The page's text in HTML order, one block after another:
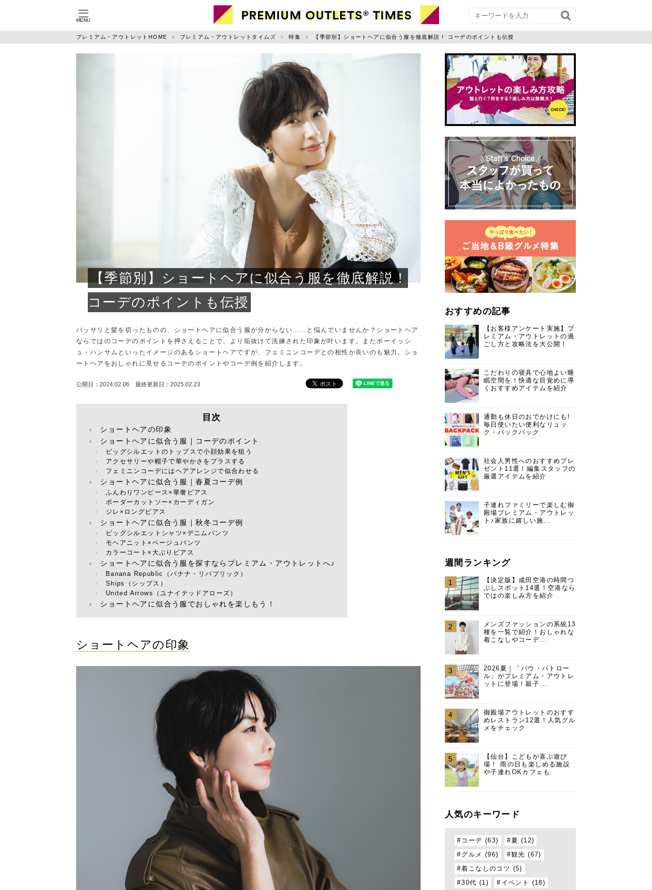
MENU
ジャンル別に記事を探す
ファッション
お出かけ
ライフスタイル
スポーツ・アウトドア
グルメ
ニュース
利用規約
お問い合わせ
プレミアム・アウトレットHOME プレミアム・アウトレットタイムズ 特集 【季節別】ショートヘアに似合う服を徹底解説！ コーデのポイントも伝授
【季節別】ショートヘアに似合う服を徹底解説！
コーデのポイントも伝授
バッサリと髪を切ったものの、ショートヘアに似合う服が分からない……と悩んでいませんか？ショートヘア
ならではのコーデのポイントを押さえることで、より垢抜けて洗練された印象が叶います。またボーイッシ
ュ・ハンサムといったイメージのあるショートヘアですが、フェミニンコーデとの相性が良いのも魅力。ショ
ートヘアをおしゃれに見せるコーデのポイントやコーデ例を紹介します。
公開日：2024.02.06 最終更新日：2025.02.23
目次
ショートヘアの印象
ショートヘアに似合う服｜コーデのポイント
ビッグシルエットのトップスで小顔効果を狙う
アクセサリーや帽子で華やかさをプラスする
フェミニンコーデにはヘアアレンジで似合わせる
ショートヘアに似合う服｜春夏コーデ例
ふんわりワンピース×華奢ピアス
ボーダーカットソー×カーディガン
ジレ×ロングピアス
ショートヘアに似合う服｜秋冬コーデ例
ビッグシルエットシャツ×デニムパンツ
モヘアニット×ベージュパンツ
カラーコート×大ぶりピアス
ショートヘアに似合う服を探すならプレミアム・アウトレットへ♪
Banana Republic（バナナ・リパブリック）
Ships（シップス）
United Arrows（ユナイテッドアローズ）
ショートヘアに似合う服でおしゃれを楽しもう！
ショートヘアの印象
おすすめの記事
【お客様アンケート実施】プ
レミアム・アウトレットの過
ごし方と攻略法を大公開！
こだわりの寝具で心地よい睡
眠空間を！快適な目覚めに導
くおすすめアイテムを紹介
通勤も休日のおでかけにも!
毎日使いたい便利なリュッ
ク・バックパック
社会人男性へのおすすめプレ
ゼント11選！編集スタッフの
厳選アイテムを紹介
子連れファミリーで楽しむ御
殿場プレミアム・アウトレッ
ト♪家族に嬉しい施...
週間ランキング
1
【決定版】成田空港の時間つ
ぶしスポット14選！空港なら
ではの楽しみ方を紹介
2
メンズファッションの系統13
種を一覧で紹介！おしゃれな
着こなしやコーデ...
3
2026夏｜「パウ・パトロー
ル」がプレミアム・アウトレ
ットに登場！親子...
4
御殿場アウトレットのおすす
めレストラン12選！人気グル
メをチェック
5
【仙台】こどもが喜ぶ遊び
場！ 雨の日も楽しめる施設
や子連れOKカフェも
人気のキーワード
コーデ (63) 夏 (12)
グルメ (96) 観光 (67)
着こなしのコツ (5)
30代 (1) イベント (18)